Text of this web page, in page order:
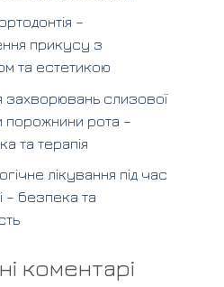
–
прикусу з
та естетикою
захворювань слизової
порожнини рота –
та терапія
лікування під час
– безпека та
коментарі